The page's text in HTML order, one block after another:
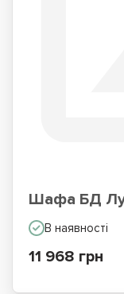
Шафа БД
В наявності
11 968 грн